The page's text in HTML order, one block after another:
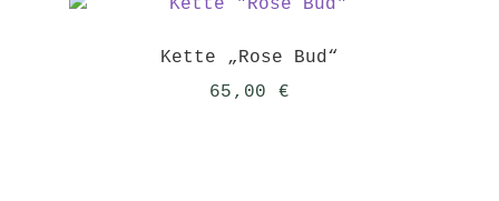
Kette „Rose Bud“
65,00 €